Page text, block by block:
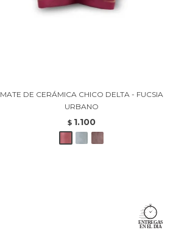
MATE DE CERÁMICA CHICO DELTA - FUCSIA
URBANO
$ 1.100